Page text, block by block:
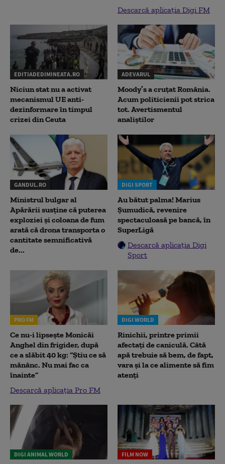
Descarcă aplicația Digi FM
EDITIADEDIMINEATA.RO
Niciun stat nu a activat
mecanismul UE anti-
dezinformare în timpul
crizei din Ceuta
ADEVARUL
Moody’s a cruțat România.
Acum politicienii pot strica
tot. Avertismentul
analiștilor
GANDUL.RO
Ministrul bulgar al
Apărării susține că puterea
exploziei și coloana de fum
arată că drona transporta o
cantitate semnificativă
de...
DIGI SPORT
Au bătut palma! Marius
Șumudică, revenire
spectaculoasă pe bancă, în
SuperLigă
Descarcă aplicația Digi
Sport
PRO FM
Ce nu-i lipsește Monicăi
Anghel din frigider, după
ce a slăbit 40 kg: “Știu ce să
mănânc. Nu mai fac ca
înainte”
Descarcă aplicația Pro FM
DIGI WORLD
Rinichii, printre primii
afectați de caniculă. Câtă
apă trebuie să bem, de fapt,
vara și la ce alimente să fim
atenți
DIGI ANIMAL WORLD FILM NOW